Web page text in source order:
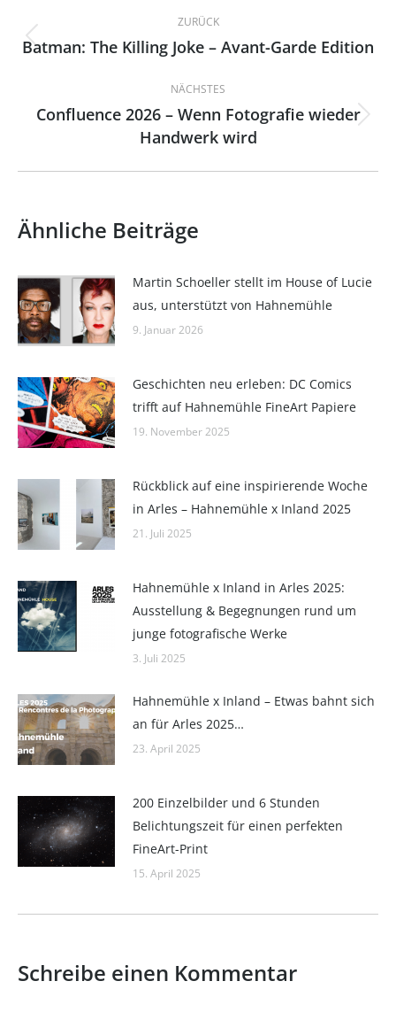
ZURÜCK
Vorheriger
Batman: The Killing Joke – Avant-Garde Edition
NÄCHSTES
Nächster
Beitrag:
Confluence 2026 – Wenn Fotografie wieder
Handwerk wird
Ähnliche Beiträge
Martin Schoeller stellt im House of Lucie
aus, unterstützt von Hahnemühle
9. Januar 2026
Geschichten neu erleben: DC Comics
trifft auf Hahnemühle FineArt Papiere
19. November 2025
Rückblick auf eine inspirierende Woche
in Arles – Hahnemühle x Inland 2025
21. Juli 2025
Hahnemühle x Inland in Arles 2025:
Ausstellung & Begegnungen rund um
junge fotografische Werke
3. Juli 2025
Hahnemühle x Inland – Etwas bahnt sich
an für Arles 2025…
23. April 2025
200 Einzelbilder und 6 Stunden
Belichtungszeit für einen perfekten
FineArt-Print
15. April 2025
Schreibe einen Kommentar